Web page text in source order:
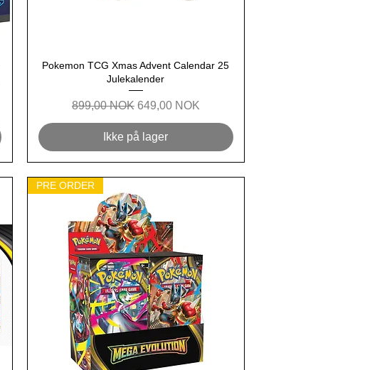
Hurtigvisning
Pokemon TCG Xmas Advent Calendar 25
Julekalender
Regulær pris
899,00 NOK Salgspris
649,00 NOK
Ikke på lager
PRE ORDER